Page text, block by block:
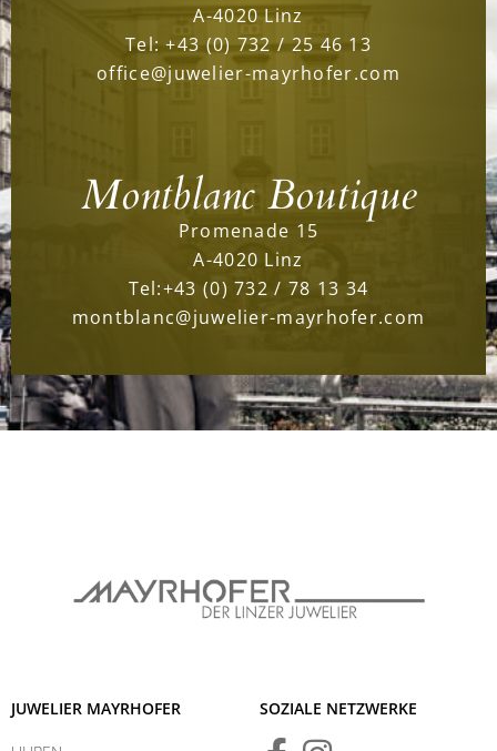
A-4020 Linz
Tel:+43 (0) 732 / 25 46 13
office@juwelier-mayrhofer.com
Montblanc Boutique
Promenade 15
A-4020 Linz
Tel:+43 (0) 732 / 78 13 34
montblanc@juwelier-mayrhofer.com
JUWELIER MAYRHOFER SOZIALE NETZWERKE